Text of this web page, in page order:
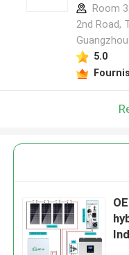
Room
2nd Road,
5.0